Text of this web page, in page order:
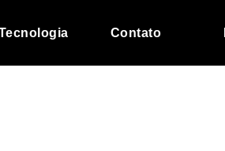
Contato